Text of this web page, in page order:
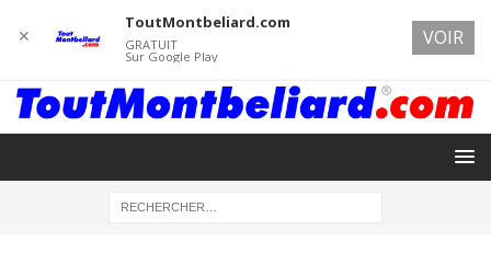
✕
ToutMontbeliard.com
GRATUIT
Sur Google Play
VOIR